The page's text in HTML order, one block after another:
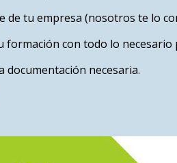
de tu empresa (nosotros te lo
formación con todo lo necesario
documentación necesaria.